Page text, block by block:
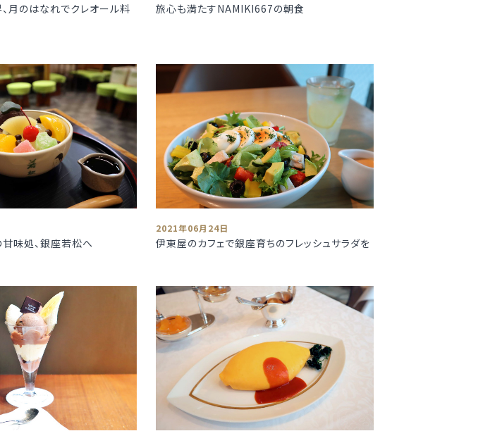
月のはなれでクレオール料
旅心も満たすNAMIKI667の朝食
味処、銀座若松へ
2021年06月24日
伊東屋のカフェで銀座育ちのフレッシュサラダを